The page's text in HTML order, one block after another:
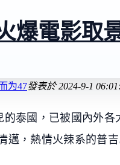
爆電影取
为47發表於2024-9-1
的泰國，已被國內外各
邁，熱情火辣系的普